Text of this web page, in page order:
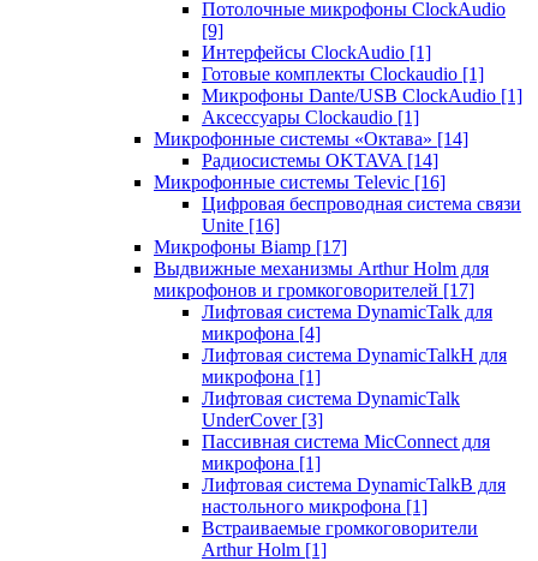
Потолочные микрофоны ClockAudio
[9]
Интерфейсы ClockAudio [1]
Готовые комплекты Clockaudio [1]
Микрофоны Dante/USB ClockAudio [1]
Аксессуары Clockaudio [1]
Микрофонные системы «Октава» [14]
Радиосистемы OKTAVA [14]
Микрофонные системы Televic [16]
Цифровая беспроводная система связи
Unite [16]
Микрофоны Biamp [17]
Выдвижные механизмы Arthur Holm для
микрофонов и громкоговорителей [17]
Лифтовая система DynamicTalk для
микрофона [4]
Лифтовая система DynamicTalkH для
микрофона [1]
Лифтовая система DynamicTalk
UnderCover [3]
Пассивная система MicConnect для
микрофона [1]
Лифтовая система DynamicTalkB для
настольного микрофона [1]
Встраиваемые громкоговорители
Arthur Holm [1]